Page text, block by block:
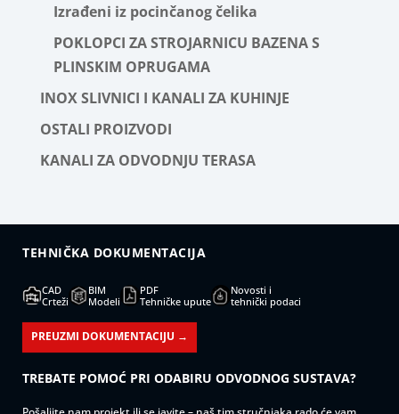
Izrađeni iz pocinčanog čelika
POKLOPCI ZA STROJARNICU BAZENA S
PLINSKIM OPRUGAMA
INOX SLIVNICI I KANALI ZA KUHINJE
OSTALI PROIZVODI
KANALI ZA ODVODNJU TERASA
TEHNIČKA DOKUMENTACIJA
CAD
Crteži
BIM
Modeli
PDF
Tehničke upute
Novosti i
tehnički podaci
PREUZMI DOKUMENTACIJU →
TREBATE POMOĆ PRI ODABIRU ODVODNOG SUSTAVA?